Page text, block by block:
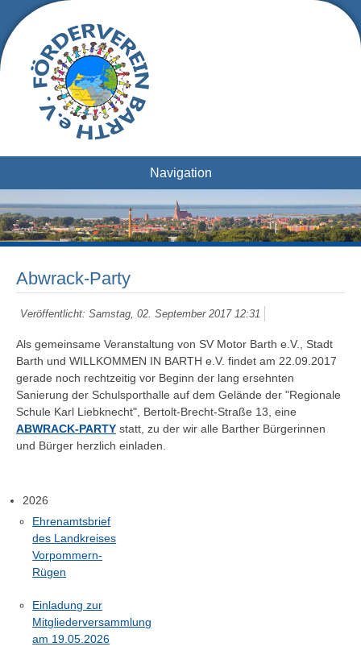
Navigation
Abwrack-Party
Veröffentlicht: Samstag, 02. September 2017 12:31
Als gemeinsame Veranstaltung von SV Motor Barth e.V., Stadt
Barth und WILLKOMMEN IN BARTH e.V. findet am 22.09.2017
gerade noch rechtzeitig vor Beginn der lang ersehnten
Sanierung der Schulsporthalle auf dem Gelände der "Regionale
Schule Karl Liebknecht", Bertolt-Brecht-Straße 13, eine
ABWRACK-PARTY statt, zu der wir alle Barther Bürgerinnen
und Bürger herzlich einladen.
2026
Ehrenamtsbrief
des Landkreises
Vorpommern-
Rügen
Einladung zur
Mitgliederversammlung
am 19.05.2026